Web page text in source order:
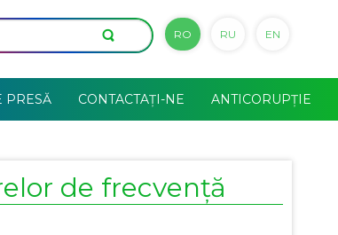
RO RU EN
PRESĂ CONTACTAȚI-NE ANTICORUPȚIE
de frecvență